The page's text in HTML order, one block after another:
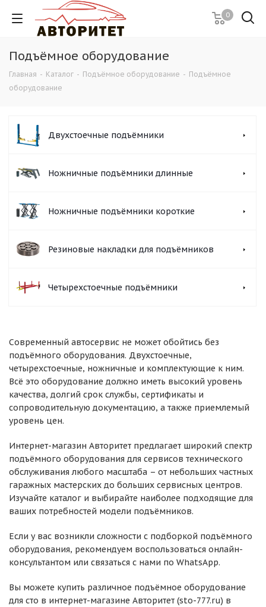
0
Подъёмное оборудование
Главная - Каталог - Подъёмное оборудование - Подъёмное
оборудование
Двухстоечные подъёмники
Ножничные подъёмники длинные
Ножничные подъёмники короткие
Резиновые накладки для подъёмников
Четырехстоечные подъёмники
Современный автосервис не может обойтись без
подъёмного оборудования. Двухстоечные,
четырехстоечные, ножничные и комплектующие к ним.
Всё это оборудование должно иметь высокий уровень
качества, долгий срок службы, сертификаты и
сопроводительную документацию, а также приемлемый
уровень цен.
Интернет-магазин Авторитет предлагает широкий спектр
подъёмного оборудования для сервисов технического
обслуживания любого масштаба – от небольших частных
гаражных мастерских до больших сервисных центров.
Изучайте каталог и выбирайте наиболее подходящие для
ваших потребностей модели подъёмников.
Если у вас возникли сложности с подборкой подъёмного
оборудования, рекомендуем воспользоваться онлайн-
консультантом или связаться с нами по WhatsApp.
Вы можете купить различное подъёмное оборудование
для сто в интернет-магазине Авторитет (sto-777.ru) в